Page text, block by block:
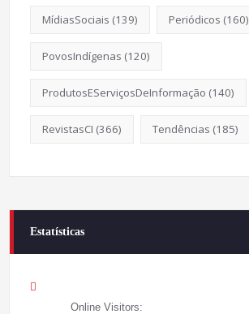
MídiasSociais (139) Periódicos (160)
PovosIndígenas (120)
ProdutosEServiçosDeInformação (140)
RevistasCI (366) Tendências (185)
Estatísticas
Online Visitors: